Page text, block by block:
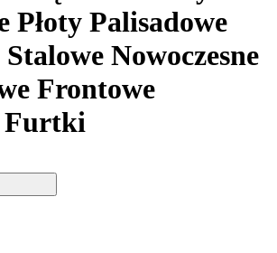
Płoty Palisadowe
Nowoczesne
Frontowe
Furtki